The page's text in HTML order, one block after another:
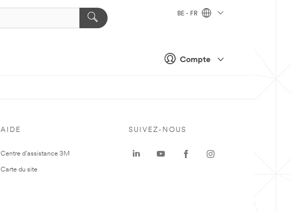
Compte
BE - FR
AIDE
Centre d'assistance 3M
Carte du site
SUIVEZ-NOUS